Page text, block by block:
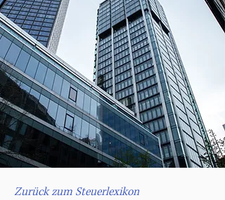
Zurück zum Steuerlexikon